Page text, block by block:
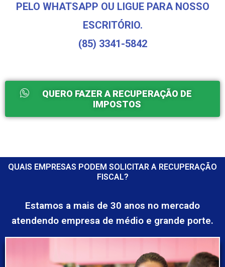
PELO WHATSAPP OU LIGUE PARA NOSSO
ESCRITÓRIO.
(85) 3341-5842
QUERO FAZER A RECUPERAÇÃO DE
IMPOSTOS
QUAIS EMPRESAS PODEM SOLICITAR A RECUPERAÇÃO
FISCAL?
Estamos a mais de 30 anos no mercado
atendendo empresa de médio e grande porte.